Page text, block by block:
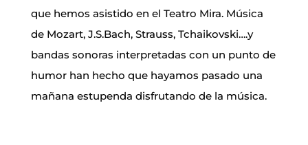
que hemos asistido en el Teatro Mira. Música
de Mozart, J.S.Bach, Strauss, Tchaikovski….y
bandas sonoras interpretadas con un punto de
humor han hecho que hayamos pasado una
mañana estupenda disfrutando de la música.